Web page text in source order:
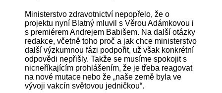
Ministerstvo zdravotnictví nepopřelo, že o
projektu nyní Blatný mluvil s Věrou Adámkovou i
s premiérem Andrejem Babišem. Na další otázky
redakce, včetně toho proč a jak chce ministerstvo
další výzkumnou fázi podpořit, už však konkrétní
odpovědi nepřišly. Takže se musíme spokojit s
nicneříkajícím prohlášením, že je třeba reagovat
na nové mutace nebo že „naše země byla ve
vývoji vakcín světovou jedničkou“.